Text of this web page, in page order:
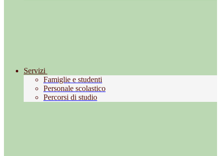
Servizi
Famiglie e studenti
Personale scolastico
Percorsi di studio